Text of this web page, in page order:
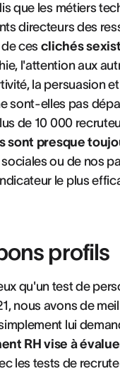
que les métiers
directeurs des
ces clichés
l'attention aux
la persuasion
sont-elles pas
de 10 000
sont presque
ou de nos
le plus
profils
qu'un test de
nous avons de
lui
RH vise à
les tests de